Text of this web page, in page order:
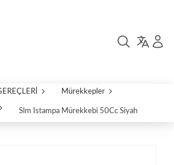
Mürekkepler
Slm Istampa Mürekkebi 50Cc Siyah